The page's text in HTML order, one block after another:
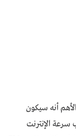
أنه سيكون
الإنترنت